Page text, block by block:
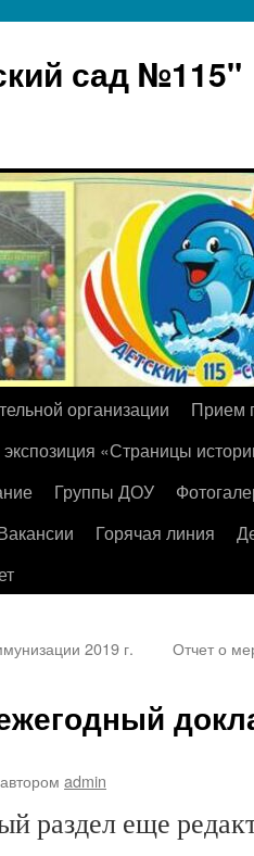
сад №115"
организации
Прием
«Страницы
Группы ДОУ
Горячая линия
2019 г. Отчет о
автором admin
раздел еще